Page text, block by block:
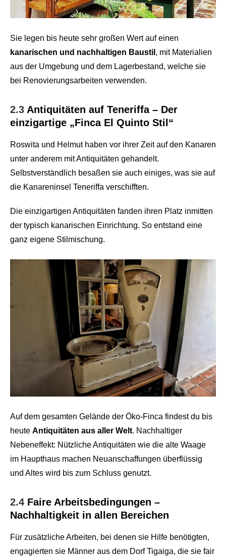
Sie legen bis heute sehr großen Wert auf einen
kanarischen und nachhaltigen Baustil , mit Materialien
aus der Umgebung und dem Lagerbestand, welche sie
bei Renovierungsarbeiten verwenden.
2.3 Antiquitäten auf Teneriffa – Der
einzigartige „Finca El Quinto Stil“
Roswita und Helmut haben vor ihrer Zeit auf den Kanaren
unter anderem mit Antiquitäten gehandelt.
Selbstverständlich besaßen sie auch einiges, was sie auf
die Kanareninsel Teneriffa verschifften.
Die einzigartigen Antiquitäten fanden ihren Platz inmitten
der typisch kanarischen Einrichtung. So entstand eine
ganz eigene Stilmischung.
Auf dem gesamten Gelände der Öko-Finca findest du bis
heute Antiquitäten aus aller Welt. Nachhaltiger
Nebeneffekt: Nützliche Antiquitäten wie die alte Waage
im Haupthaus machen Neuanschaffungen überflüssig
und Altes wird bis zum Schluss genutzt.
2.4 Faire Arbeitsbedingungen –
Nachhaltigkeit in allen Bereichen
Für zusätzliche Arbeiten, bei denen sie Hilfe benötigten,
engagierten sie Männer aus dem Dorf Tigaiga, die sie fair